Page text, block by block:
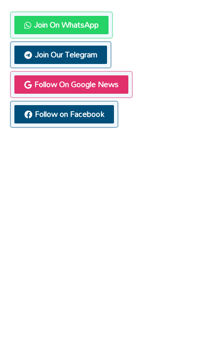
Join On WhatsApp
Join Our Telegram
Follow On Google News
Follow on Facebook